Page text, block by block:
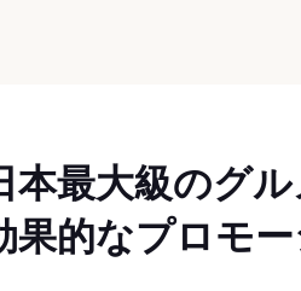
本最大級のグ
果的なプロモー